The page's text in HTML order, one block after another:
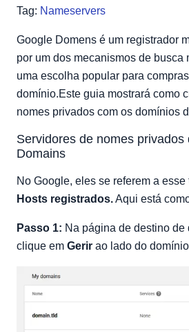
Tag: Nameservers
Google Domens é um registrador
por um dos mecanismos de busca
uma escolha popular para
domínio.Este guia mostrará como
nomes privados com os domínios
Servidores de nomes privados
Domains
No Google, eles se referem a
Hosts registrados.Aqui está
Passo 1: Na página de destino
clique em Gerir ao lado do